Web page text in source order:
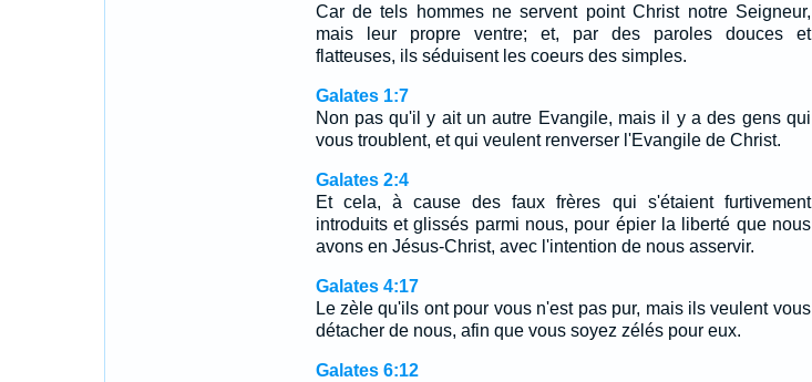
Car de tels hommes ne servent point Christ notre Seigneur,
mais leur propre ventre; et, par des paroles douces et
flatteuses, ils séduisent les coeurs des simples.
Galates 1:7
Non pas qu'il y ait un autre Evangile, mais il y a des gens qui
vous troublent, et qui veulent renverser l'Evangile de Christ.
Galates 2:4
Et cela, à cause des faux frères qui s'étaient furtivement
introduits et glissés parmi nous, pour épier la liberté que nous
avons en Jésus-Christ, avec l'intention de nous asservir.
Galates 4:17
Le zèle qu'ils ont pour vous n'est pas pur, mais ils veulent vous
détacher de nous, afin que vous soyez zélés pour eux.
Galates 6:12